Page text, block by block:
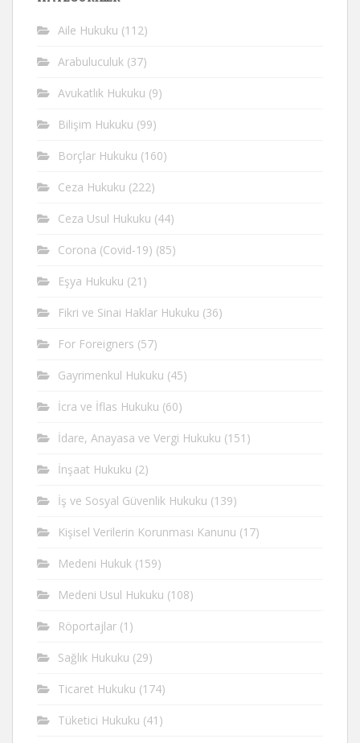
Aile Hukuku (112)
Arabuluculuk (37)
Avukatlık Hukuku (9)
Bilişim Hukuku (99)
Borçlar Hukuku (160)
Ceza Hukuku (222)
Ceza Usul Hukuku (44)
Corona (Covid-19) (85)
Eşya Hukuku (21)
Fikri ve Sinai Haklar Hukuku (36)
For Foreigners (57)
Gayrimenkul Hukuku (45)
İcra ve İflas Hukuku (60)
İdare, Anayasa ve Vergi Hukuku (151)
İnşaat Hukuku (2)
İş ve Sosyal Güvenlik Hukuku (139)
Kişisel Verilerin Korunması Kanunu (17)
Medeni Hukuk (159)
Medeni Usul Hukuku (108)
Röportajlar (1)
Sağlık Hukuku (29)
Ticaret Hukuku (174)
Tüketici Hukuku (41)